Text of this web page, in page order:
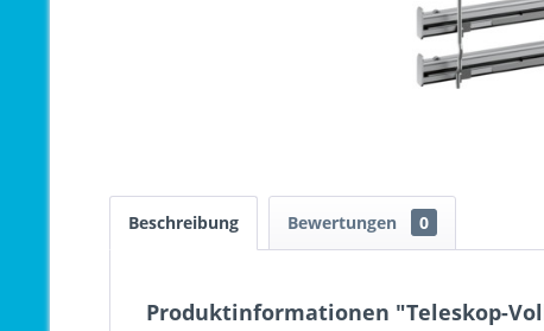
Beschreibung Bewertungen 0
Produktinformationen "Teleskop-